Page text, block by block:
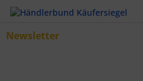
Newsletter